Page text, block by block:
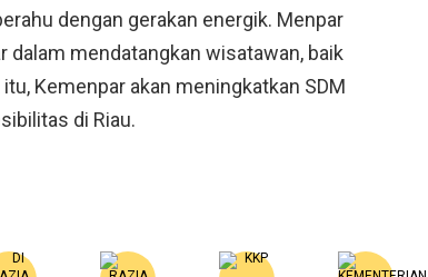
dengan gerakan energik. Menpar
dalam mendatangkan wisatawan, baik
Kemenpar akan meningkatkan SDM
di Riau.